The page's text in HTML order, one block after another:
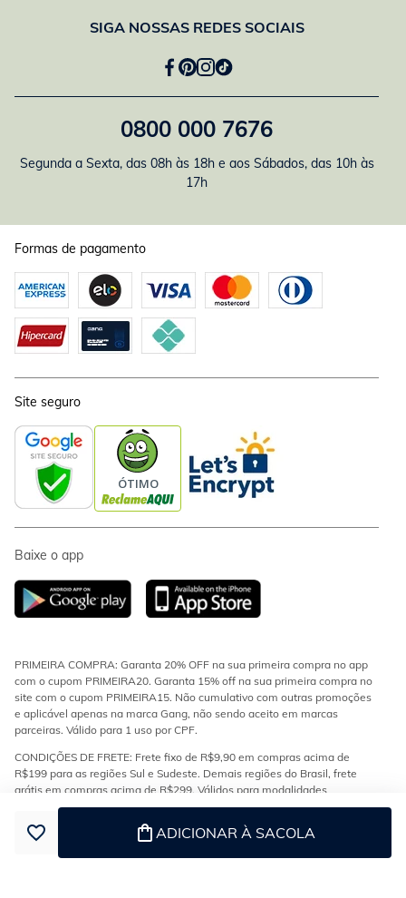
ADICIONAR À SACOLA
SIGA NOSSAS REDES SOCIAIS
0800 000 7676
Segunda a Sexta, das 08h às 18h e aos Sábados, das 10h às
17h
Formas de pagamento
Site seguro
Baixe o app
PRIMEIRA COMPRA: Garanta 20% OFF na sua primeira compra no app
com o cupom PRIMEIRA20. Garanta 15% off na sua primeira compra no
site com o cupom PRIMEIRA15. Não cumulativo com outras promoções
e aplicável apenas na marca Gang, não sendo aceito em marcas
parceiras. Válido para 1 uso por CPF.
CONDIÇÕES DE FRETE: Frete fixo de R$9,90 em compras acima de
R$199 para as regiões Sul e Sudeste. Demais regiões do Brasil, frete
grátis em compras acima de R$299. Válidos para modalidades
transportadora e econômica.
ESTOQUE E ENTREGA: Os produtos da loja encontram-se em diferentes